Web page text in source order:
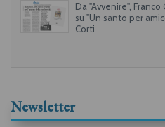
Da "Avvenire",
su "Un santo per
Corti
Newsletter